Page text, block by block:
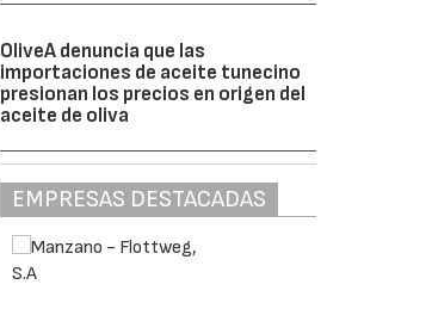
OliveA denuncia que las
importaciones de aceite tunecino
presionan los precios en origen del
aceite de oliva
EMPRESAS DESTACADAS